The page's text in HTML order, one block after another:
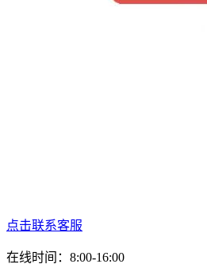
点击联系客服
在线时间：8:00-16:00